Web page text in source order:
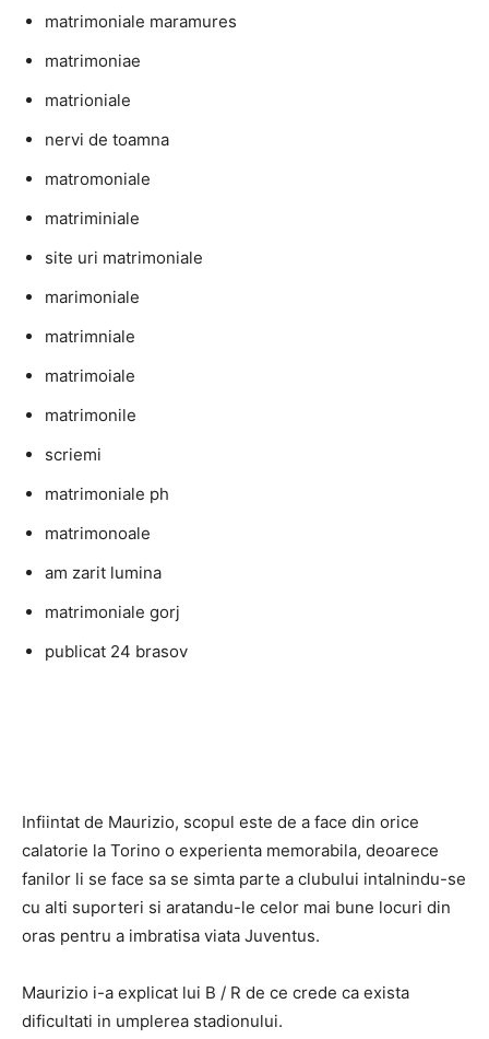
matrimoniale maramures
matrimoniae
matrioniale
nervi de toamna
matromoniale
matriminiale
site uri matrimoniale
marimoniale
matrimniale
matrimoiale
matrimonile
scriemi
matrimoniale ph
matrimonoale
am zarit lumina
matrimoniale gorj
publicat 24 brasov
Infiintat de Maurizio, scopul este de a face din orice
calatorie la Torino o experienta memorabila, deoarece
fanilor li se face sa se simta parte a clubului intalnindu-se
cu alti suporteri si aratandu-le celor mai bune locuri din
oras pentru a imbratisa viata Juventus.
Maurizio i-a explicat lui B / R de ce crede ca exista
dificultati in umplerea stadionului.